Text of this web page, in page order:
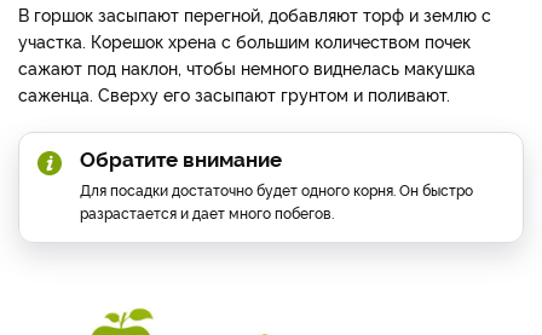
В горшок засыпают перегной, добавляют торф и землю с
участка. Корешок хрена с большим количеством почек
сажают под наклон, чтобы немного виднелась макушка
саженца. Сверху его засыпают грунтом и поливают.
Обратите внимание
Для посадки достаточно будет одного корня. Он быстро
разрастается и дает много побегов.